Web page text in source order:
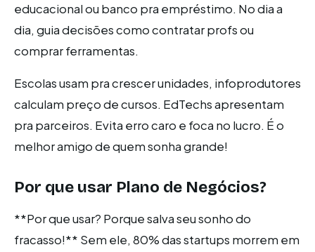
educacional ou banco pra empréstimo. No dia a
dia, guia decisões como contratar profs ou
comprar ferramentas.
Escolas usam pra crescer unidades, infoprodutores
calculam preço de cursos. EdTechs apresentam
pra parceiros. Evita erro caro e foca no lucro. É o
melhor amigo de quem sonha grande!
Por que usar Plano de Negócios?
**Por que usar? Porque salva seu sonho do
fracasso!** Sem ele, 80% das startups morrem em